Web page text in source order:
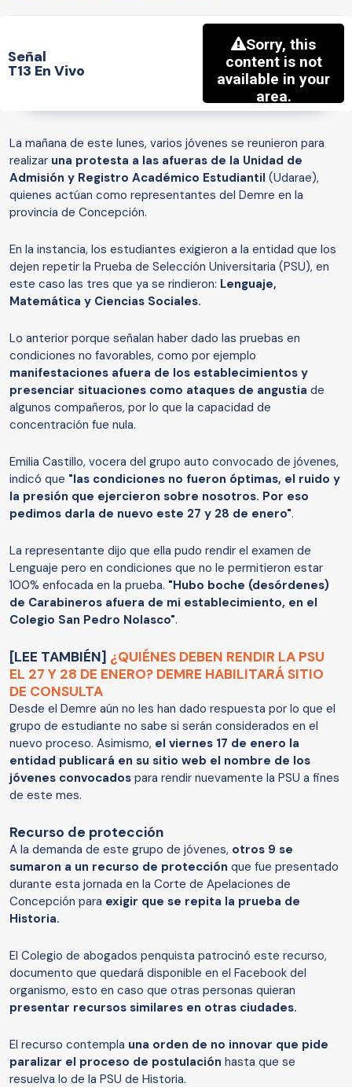
Señal
T13 En Vivo
La mañana de este lunes, varios jóvenes se reunieron para
realizar una protesta a las afueras de la Unidad de
Admisión y Registro Académico Estudiantil (Udarae),
quienes actúan como representantes del Demre en la
provincia de Concepción.
En la instancia, los estudiantes exigieron a la entidad que los
dejen repetir la Prueba de Selección Universitaria (PSU), en
este caso las tres que ya se rindieron: Lenguaje,
Matemática y Ciencias Sociales.
Lo anterior porque señalan haber dado las pruebas en
condiciones no favorables, como por ejemplo
manifestaciones afuera de los establecimientos y
presenciar situaciones como ataques de angustia de
algunos compañeros, por lo que la capacidad de
concentración fue nula.
Emilia Castillo, vocera del grupo auto convocado de jóvenes,
indicó que "las condiciones no fueron óptimas, el ruido y
la presión que ejercieron sobre nosotros. Por eso
pedimos darla de nuevo este 27 y 28 de enero".
La representante dijo que ella pudo rendir el examen de
Lenguaje pero en condiciones que no le permitieron estar
100% enfocada en la prueba. "Hubo boche (desórdenes)
de Carabineros afuera de mi establecimiento, en el
Colegio San Pedro Nolasco".
[LEE TAMBIÉN] ¿QUIÉNES DEBEN RENDIR LA PSU
EL 27 Y 28 DE ENERO? DEMRE HABILITARÁ SITIO
DE CONSULTA
Desde el Demre aún no les han dado respuesta por lo que el
grupo de estudiante no sabe si serán considerados en el
nuevo proceso. Asimismo, el viernes 17 de enero la
entidad publicará en su sitio web el nombre de los
jóvenes convocados para rendir nuevamente la PSU a fines
de este mes.
Recurso de protección
A la demanda de este grupo de jóvenes, otros 9 se
sumaron a un recurso de protección que fue presentado
durante esta jornada en la Corte de Apelaciones de
Concepción para exigir que se repita la prueba de
Historia.
El Colegio de abogados penquista patrocinó este recurso,
documento que quedará disponible en el Facebook del
organismo, esto en caso que otras personas quieran
presentar recursos similares en otras ciudades.
El recurso contempla una orden de no innovar que pide
paralizar el proceso de postulación hasta que se
resuelva lo de la PSU de Historia.